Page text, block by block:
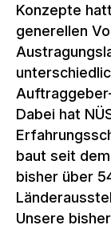
Konzepte
generellen
Dabei hat
baut seit
bisher über
Unsere